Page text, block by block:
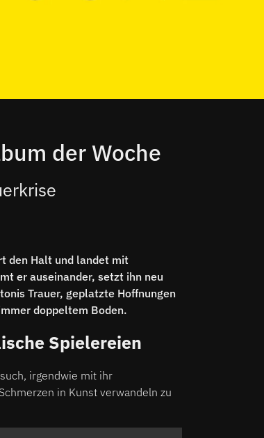
der Woche
den Halt und landet mit
er auseinander, setzt ihn neu
Trauer, geplatzte Hoffnungen
doppeltem Boden.
Spielereien
irgendwie mit ihr
in Kunst verwandeln zu